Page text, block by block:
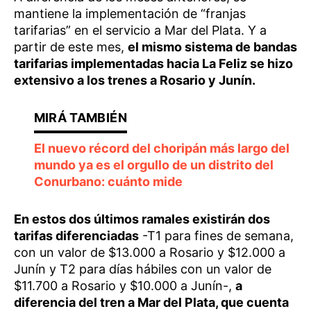
mantiene la implementación de “franjas
tarifarias” en el servicio a Mar del Plata. Y a
partir de este mes, el mismo sistema de bandas
tarifarias implementadas hacia La Feliz se hizo
extensivo a los trenes a Rosario y Junín.
El nuevo récord del choripán más largo del
mundo ya es el orgullo de un distrito del
Conurbano: cuánto mide
En estos dos últimos ramales existirán dos
tarifas diferenciadas -T1 para fines de semana,
con un valor de $13.000 a Rosario y $12.000 a
Junín y T2 para días hábiles con un valor de
$11.700 a Rosario y $10.000 a Junín-, a
diferencia del tren a Mar del Plata, que cuenta